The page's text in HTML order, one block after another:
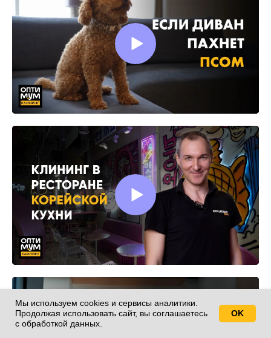
Свяжитесь с нами!
Мы используем cookies и сервисы аналитики.
Продолжая использовать сайт, вы соглашаетесь
с обработкой данных.
OK